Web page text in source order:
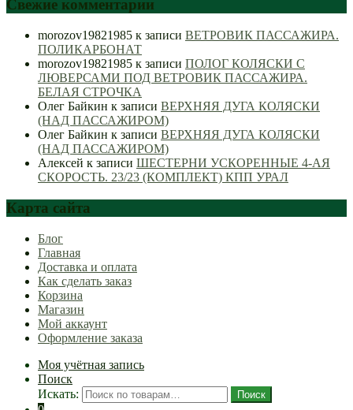
Свежие комментарии
morozov19821985 к записи ВЕТРОВИК ПАССАЖИРА.
ПОЛИКАРБОНАТ
morozov19821985 к записи ПОЛОГ КОЛЯСКИ С
ЛЮВЕРСАМИ ПОД ВЕТРОВИК ПАССАЖИРА.
БЕЛАЯ СТРОЧКА
Олег Байкин к записи ВЕРХНЯЯ ДУГА КОЛЯСКИ
(НАД ПАССАЖИРОМ)
Олег Байкин к записи ВЕРХНЯЯ ДУГА КОЛЯСКИ
(НАД ПАССАЖИРОМ)
Алексей к записи ШЕСТЕРНИ УСКОРЕННЫЕ 4-АЯ
СКОРОСТЬ. 23/23 (КОМПЛЕКТ) КПП УРАЛ
Карта сайта
Блог
Главная
Доставка и оплата
Как сделать заказ
Корзина
Магазин
Мой аккаунт
Оформление заказа
Моя учётная запись
Поиск
Искать:
Поиск